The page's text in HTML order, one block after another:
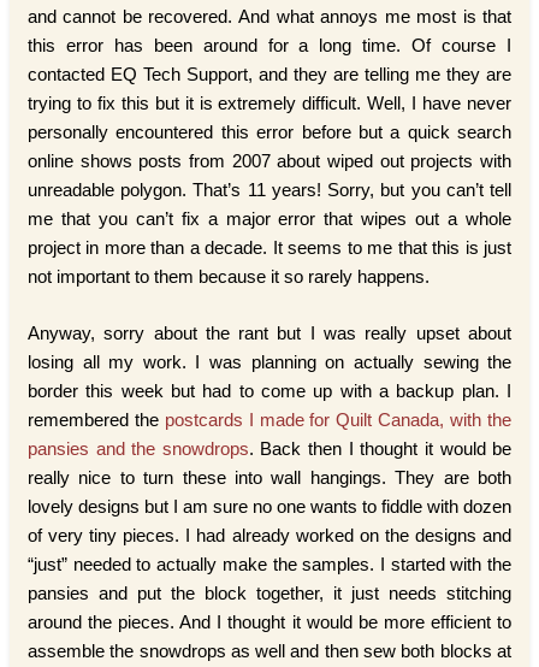
and cannot be recovered. And what annoys me most is that
this error has been around for a long time. Of course I
contacted EQ Tech Support, and they are telling me they are
trying to fix this but it is extremely difficult. Well, I have never
personally encountered this error before but a quick search
online shows posts from 2007 about wiped out projects with
unreadable polygon. That’s 11 years! Sorry, but you can’t tell
me that you can’t fix a major error that wipes out a whole
project in more than a decade. It seems to me that this is just
not important to them because it so rarely happens.
Anyway, sorry about the rant but I was really upset about
losing all my work. I was planning on actually sewing the
border this week but had to come up with a backup plan. I
remembered the postcards I made for Quilt Canada, with the
pansies and the snowdrops. Back then I thought it would be
really nice to turn these into wall hangings. They are both
lovely designs but I am sure no one wants to fiddle with dozen
of very tiny pieces. I had already worked on the designs and
“just” needed to actually make the samples. I started with the
pansies and put the block together, it just needs stitching
around the pieces. And I thought it would be more efficient to
assemble the snowdrops as well and then sew both blocks at